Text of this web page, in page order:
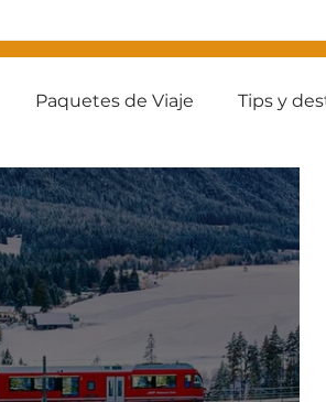
Paquetes de Viaje Tips y